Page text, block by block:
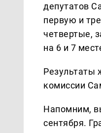
депутатов
первую и
четвертые,
на 6 и 7
Результаты
комиссии
Напомним,
сентября.